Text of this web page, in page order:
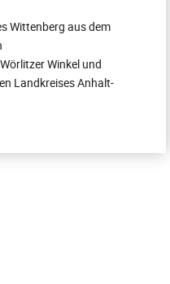
Wittenberg aus dem
Winkel und
Landkreises Anhalt-